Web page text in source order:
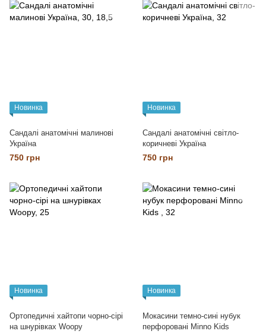
Новинка
Сандалі анатомічні малинові
Україна
750 грн
Новинка
Сандалі анатомічні світло-
коричневі Україна
750 грн
Новинка
Ортопедичні хайтопи чорно-сірі
на шнурівках Woopy
Новинка
Мокасини темно-сині нубук
перфоровані Minno Kids